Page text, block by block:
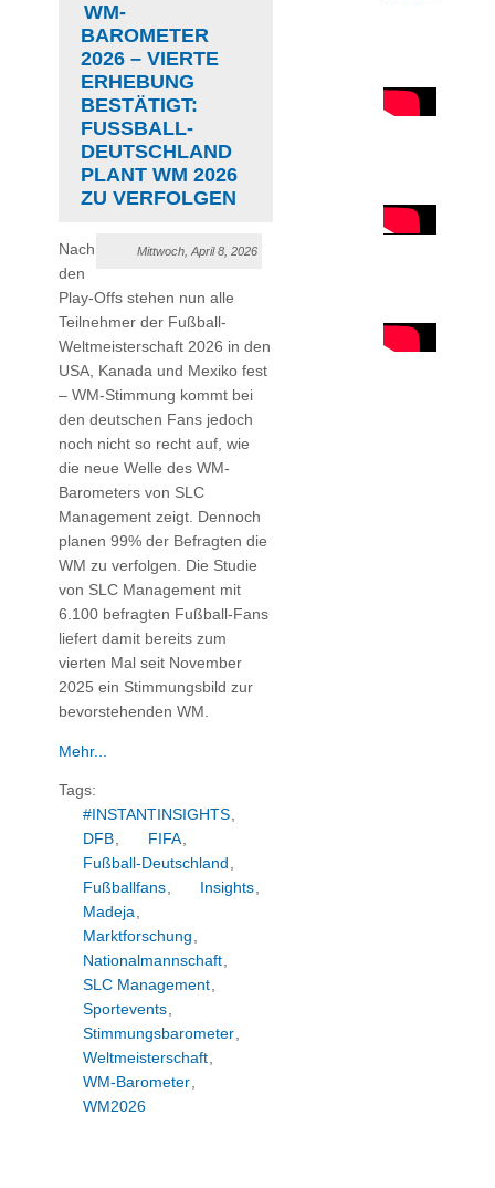
WM-
BAROMETER
2026 – VIERTE
ERHEBUNG
BESTÄTIGT:
FUSSBALL-D
EUTSCHLAND P
LANT WM 2026 Z
U VERFOLGEN
Mittwoch, April 8, 2026
Nach
den
Play-Offs stehen nun alle
Teilnehmer der Fußball-
Weltmeisterschaft 2026 in den
USA, Kanada und Mexiko fest
– WM-Stimmung kommt bei
den deutschen Fans jedoch
noch nicht so recht auf, wie
die neue Welle des WM-
Barometers von SLC
Management zeigt. Dennoch
planen 99% der Befragten die
WM zu verfolgen. Die Studie
von SLC Management mit
6.100 befragten Fußball-Fans
liefert damit bereits zum
vierten Mal seit November
2025 ein Stimmungsbild zur
bevorstehenden WM.
Mehr...
Tags:
#INSTANTINSIGHTS,
DFB, FIFA,
Fußball-Deutschland ,
Fußballfans, Insights,
Madeja,
Marktforschung ,
Nationalmannschaft,
SLC Management,
Sportevents,
Stimmungsbarometer,
Weltmeisterschaft,
WM-Barometer,
WM2026